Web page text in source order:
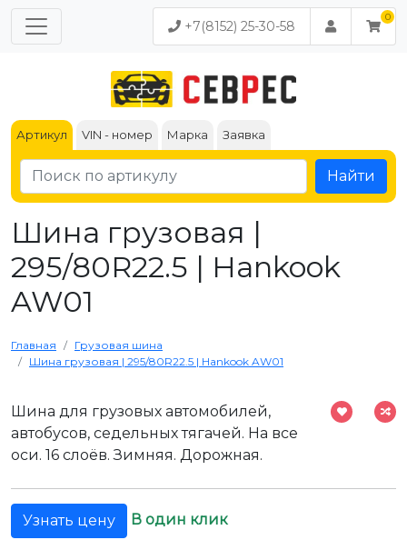
+7(8152) 25-30-58
Артикул VIN - номер Марка Заявка
Найти
Шина грузовая |
295/80R22.5 | Hankook
AW01
Главная
Грузовая шина
Шина грузовая | 295/80R22.5 | Hankook AW01
Шина для грузовых автомобилей,
автобусов, седельных тягачей. На все
оси. 16 слоёв. Зимняя. Дорожная.
Узнать цену В один клик